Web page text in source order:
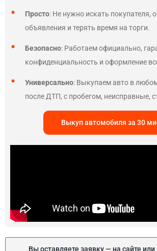
Просто: Не нужно искать покупателя,
объявления и терять время на торги.
Безопасно: Работаем официально,
конфиденциальность и оформление
Универсально: Выкупаем авто в
после ДТП, с пробегом, неисправные,
Выкуп автомобиля за 30
Вы оставляете заявку — на сайте или